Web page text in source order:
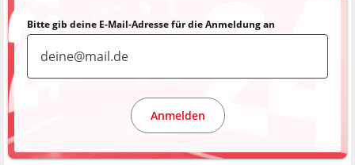
Bitte gib deine E-Mail-Adresse für die Anmeldung an
Anmelden